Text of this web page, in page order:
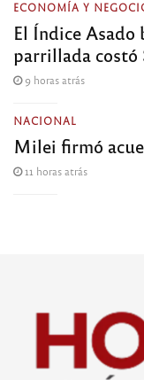
ECONOMÍA Y
El Índice
parrillada costó
9 horas atrás
NACIONAL
Milei firmó
11 horas atrás